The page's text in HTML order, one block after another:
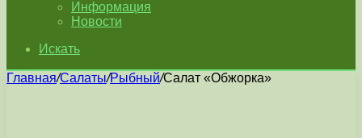
Информация
Новости
Искать
Главная/Салаты/Рыбный/Салат «Обжорка»